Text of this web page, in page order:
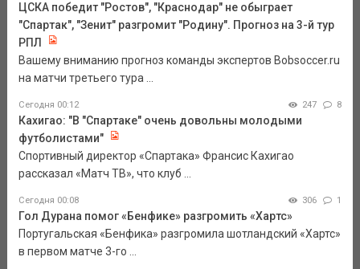
ЦСКА победит "Ростов", "Краснодар" не обыграет
"Спартак", "Зенит" разгромит "Родину". Прогноз на 3-й тур
РПЛ
Вашему вниманию прогноз команды экспертов Bobsoccer.ru
на матчи третьего тура ...
Сегодня 00:12 247 8
Кахигао: "В "Спартаке" очень довольны молодыми
футболистами"
Спортивный директор «Спартака» Франсис Кахигао
рассказал «Матч ТВ», что клуб ...
Сегодня 00:08 306 1
Гол Дурана помог «Бенфике» разгромить «Хартс»
Португальская «Бенфика» разгромила шотландский «Хартс»
в первом матче 3-го ...